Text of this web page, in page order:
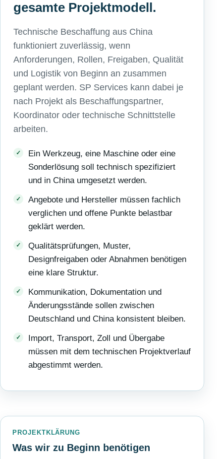
gesamte Projektmodell.
Technische Beschaffung aus China
funktioniert zuverlässig, wenn
Anforderungen, Rollen, Freigaben, Qualität
und Logistik von Beginn an zusammen
geplant werden. SP Services kann dabei je
nach Projekt als Beschaffungspartner,
Koordinator oder technische Schnittstelle
arbeiten.
Ein Werkzeug, eine Maschine oder eine
Sonderlösung soll technisch spezifiziert
und in China umgesetzt werden.
Angebote und Hersteller müssen fachlich
verglichen und offene Punkte belastbar
geklärt werden.
Qualitätsprüfungen, Muster,
Designfreigaben oder Abnahmen benötigen
eine klare Struktur.
Kommunikation, Dokumentation und
Änderungsstände sollen zwischen
Deutschland und China konsistent bleiben.
Import, Transport, Zoll und Übergabe
müssen mit dem technischen Projektverlauf
abgestimmt werden.
PROJEKTKLÄRUNG
Was wir zu Beginn benötigen